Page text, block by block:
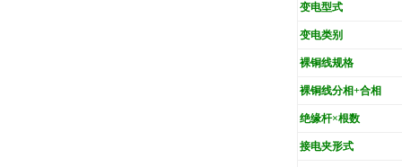
变电型式
变电类别
裸铜线规格
裸铜线分相+合相
绝缘杆×根数
接电夹形式